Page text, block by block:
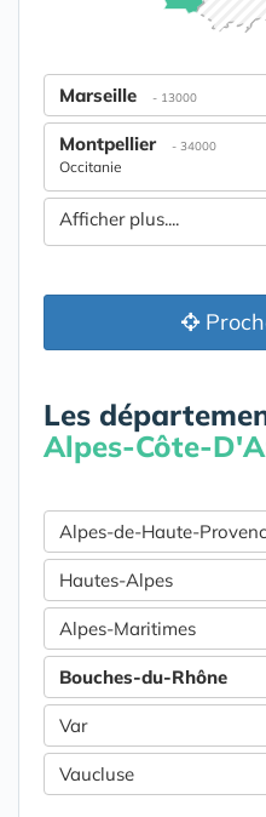
Marseille - 13000
Montpellier - 34000
Occitanie
Afficher plus....
Les
Alpes-Côte-
Alpes-de-Haute-
Hautes-Alpes
Alpes-Maritimes
Bouches-du-Rhône
Var
Vaucluse